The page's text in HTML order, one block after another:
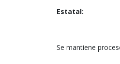
Estatal:
Se mantiene